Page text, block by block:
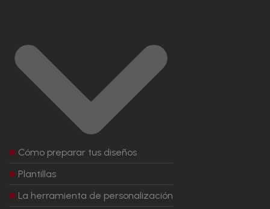
Cómo preparar tus diseños
Plantillas
La herramienta de personalización